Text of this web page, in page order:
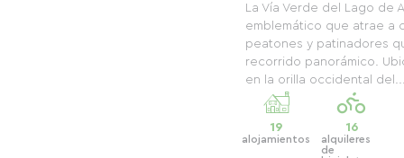
La Vía Verde del Lago de
emblemático que atrae a
peatones y patinadores
recorrido panorámico.
en la orilla occidental del...
19
alojamientos
16
alquileres
de